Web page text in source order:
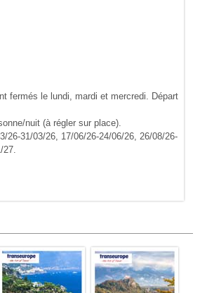
fermés le lundi, mardi et mercredi. Départ
nuit (à régler sur place).
26-31/03/26, 17/06/26-24/06/26, 26/08/26-
27.